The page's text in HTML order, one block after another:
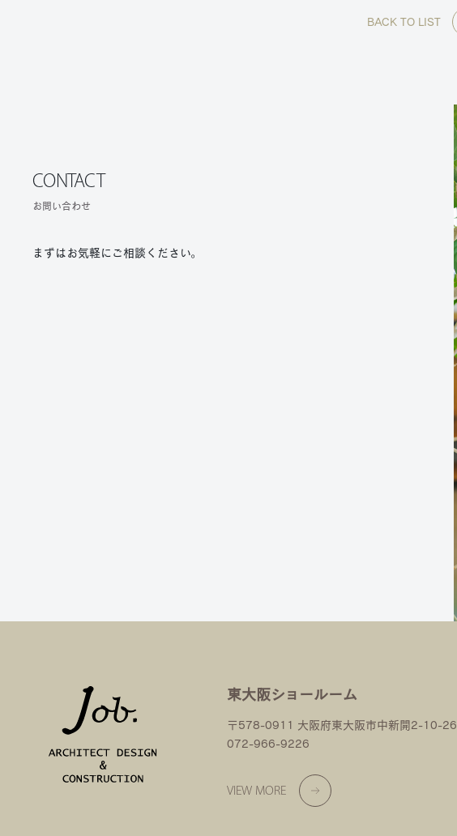
BACK TO LIST
CONTACT
お問い合わせ
まずはお気軽にご相談ください。
東大阪ショールーム
〒578-0911 大阪府東大阪市中新開2-10-26
072-966-9226
VIEW MORE